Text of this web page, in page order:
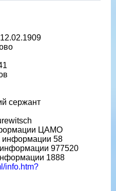
сержант
ЦАМО
информации 58
977520
1888
info.htm?